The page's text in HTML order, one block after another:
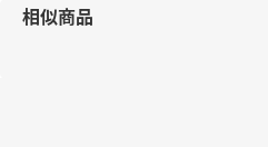
相似商品